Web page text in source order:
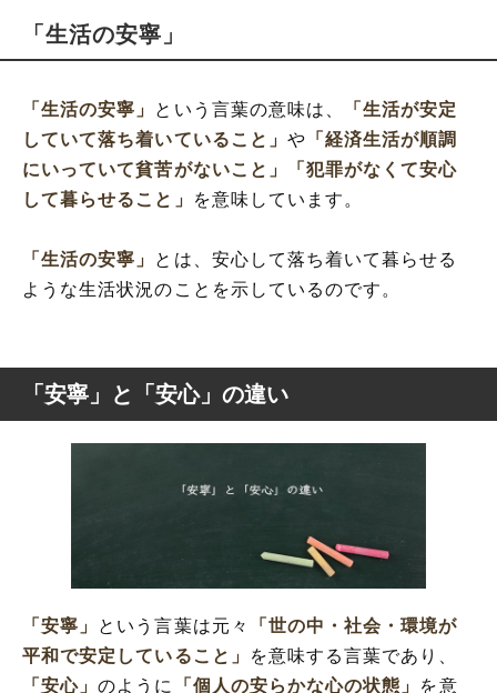
「生活の安寧」
「生活の安寧」 という言葉の意味は、
「生活が安定
していて落ち着いていること」 や 「経済生活が順調
にいっていて貧苦がないこと」
「犯罪がなくて安心
して暮らせること」
を意味しています。
「生活の安寧」 とは、安心して落ち着いて暮らせる
ような生活状況のことを示しているのです。
「安寧」と「安心」の違い
「安寧」 という言葉は元々
「世の中・社会・環境が
平和で安定していること」
を意味する言葉であり、
「安心」のように 「個人の安らかな心の状態」 を意